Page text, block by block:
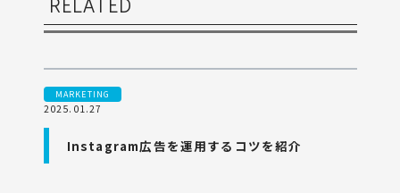
MARKETING
2025.01.27
Instagram広告を運用するコツを紹介